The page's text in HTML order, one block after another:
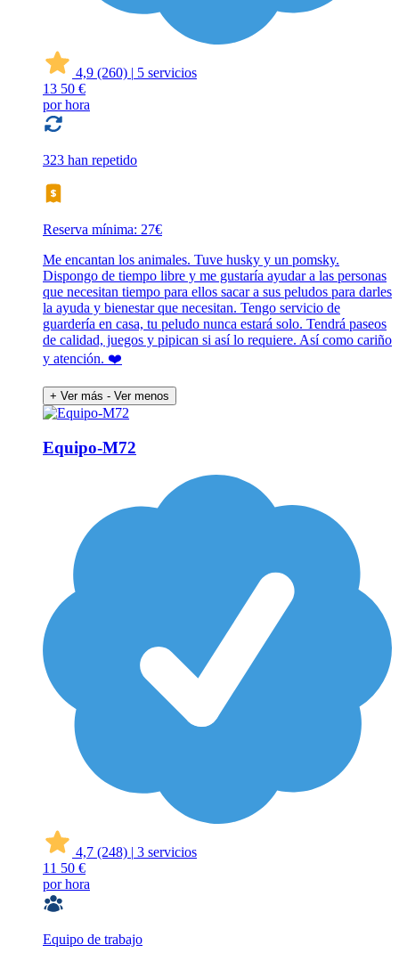
4,9 (260) | 5 servicios
13 50 €
por hora
323 han repetido
Reserva mínima: 27€
Me encantan los animales. Tuve husky y un pomsky.
Dispongo de tiempo libre y me gustaría ayudar a las personas
que necesitan tiempo para ellos sacar a sus peludos para darles
la ayuda y bienestar que necesitan. Tengo servicio de
guardería en casa, tu peludo nunca estará solo. Tendrá paseos
de calidad, juegos y pipican si así lo requiere. Así como cariño
y atención. ❤️
+ Ver más - Ver menos
Equipo-M72
4,7 (248) | 3 servicios
11 50 €
por hora
Equipo de trabajo